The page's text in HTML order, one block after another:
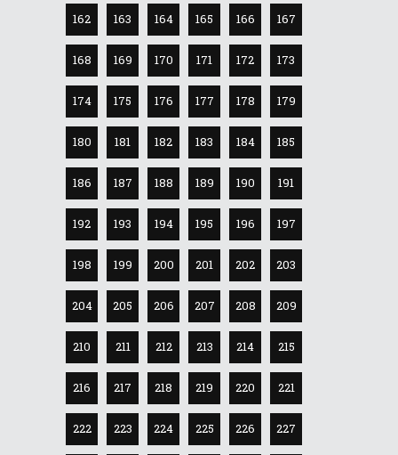
162 163 164 165 166 167
168 169 170 171 172 173
174 175 176 177 178 179
180 181 182 183 184 185
186 187 188 189 190 191
192 193 194 195 196 197
198 199 200 201 202 203
204 205 206 207 208 209
210 211 212 213 214 215
216 217 218 219 220 221
222 223 224 225 226 227